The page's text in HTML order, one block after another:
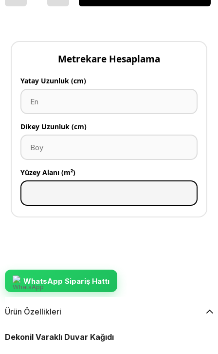
Metrekare Hesaplama
Yatay Uzunluk (cm)
Dikey Uzunluk (cm)
Yüzey Alanı (m²)
WhatsApp Sipariş Hattı
Ürün Özellikleri
Dekonil Varaklı Duvar Kağıdı